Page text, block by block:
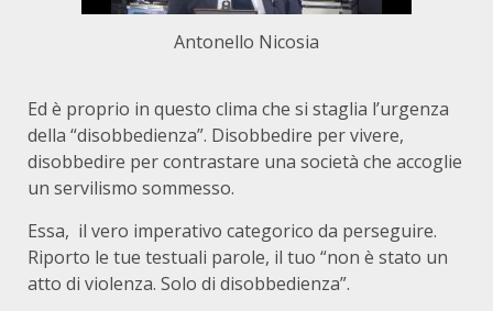
Antonello Nicosia
Ed è proprio in questo clima che si staglia l’urgenza
della “disobbedienza”. Disobbedire per vivere,
disobbedire per contrastare una società che accoglie
un servilismo sommesso.
Essa, il vero imperativo categorico da perseguire.
Riporto le tue testuali parole, il tuo “non è stato un
atto di violenza. Solo di disobbedienza”.